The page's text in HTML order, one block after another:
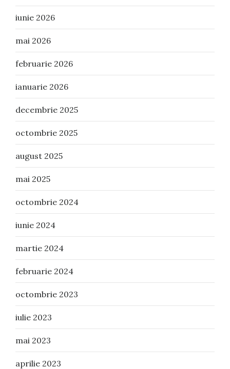
iunie 2026
mai 2026
februarie 2026
ianuarie 2026
decembrie 2025
octombrie 2025
august 2025
mai 2025
octombrie 2024
iunie 2024
martie 2024
februarie 2024
octombrie 2023
iulie 2023
mai 2023
aprilie 2023